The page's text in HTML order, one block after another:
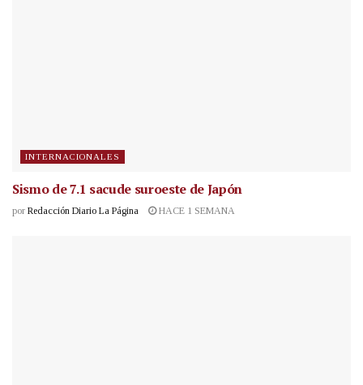
INTERNACIONALES
Sismo de 7.1 sacude suroeste de Japón
por Redacción Diario La Página HACE 1 SEMANA